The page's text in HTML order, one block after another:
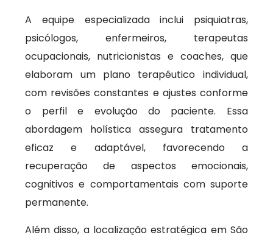
A equipe especializada inclui psiquiatras,
psicólogos, enfermeiros, terapeutas
ocupacionais, nutricionistas e coaches, que
elaboram um plano terapêutico individual,
com revisões constantes e ajustes conforme
o perfil e evolução do paciente. Essa
abordagem holística assegura tratamento
eficaz e adaptável, favorecendo a
recuperação de aspectos emocionais,
cognitivos e comportamentais com suporte
permanente.
Além disso, a localização estratégica em São